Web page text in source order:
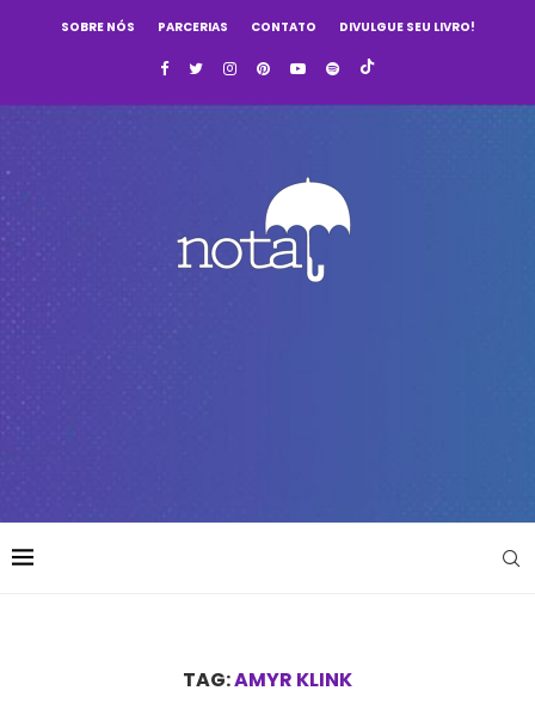
SOBRE NÓS PARCERIAS CONTATO DIVULGUE SEU LIVRO!
TAG:AMYR KLINK